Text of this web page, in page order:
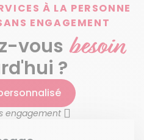
À LA PERSONNE
ENGAGEMENT
vous besoin
?
engagement